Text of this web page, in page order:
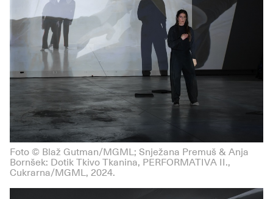
Foto © Blaž Gutman/MGML; Snježana Premuš & Anja
Bornšek: Dotik Tkivo Tkanina, PERFORMATIVA II.,
Cukrarna/MGML, 2024.